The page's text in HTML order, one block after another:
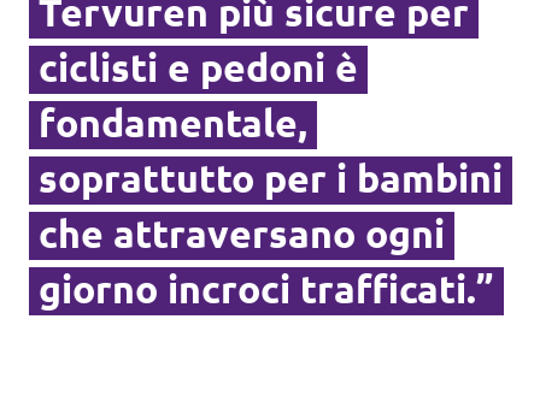
Tervuren più sicure per
ciclisti e pedoni è
fondamentale,
soprattutto per i bambini
che attraversano ogni
giorno incroci trafficati.”